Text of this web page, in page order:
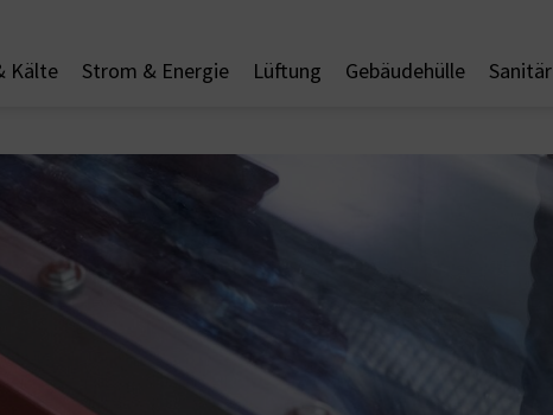
Kälte Strom & Energie Lüftung Gebäudehülle Sanitär